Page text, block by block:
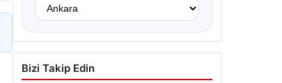
Bizi Takip Edin